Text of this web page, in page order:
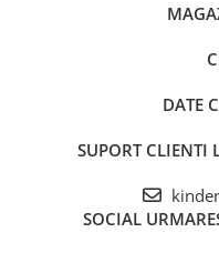
DATE
SUPORT CLIENTI
SOCIAL